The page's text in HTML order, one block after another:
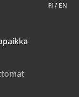
FI / EN